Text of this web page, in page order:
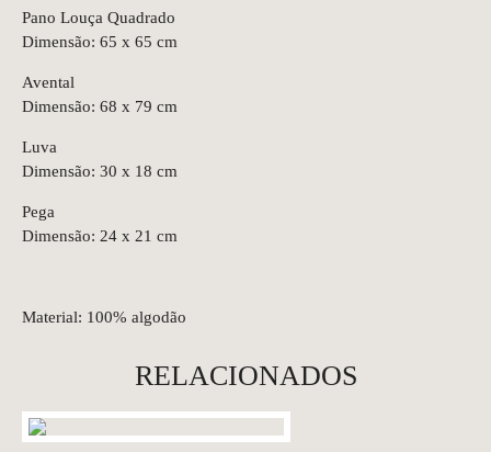
Pano Louça Quadrado
Dimensão: 65 x 65 cm
Avental
Dimensão: 68 x 79 cm
Luva
Dimensão: 30 x 18 cm
Pega
Dimensão: 24 x 21 cm
Material: 100% algodão
RELACIONADOS